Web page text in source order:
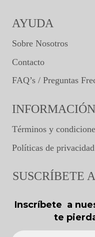
AYUDA
Sobre Nosotros
Contacto
FAQ’s / Preguntas
INFORMACIÓN
Términos y
Políticas de privacidad
SUSCRÍBETE
Inscríbete a
te